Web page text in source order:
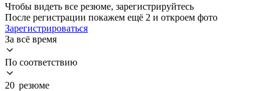
Чтобы видеть все резюме, зарегистрируйтесь
После регистрации покажем ещё 2 и откроем фото
Зарегистрироваться
За всё время
По соответствию
20 резюме